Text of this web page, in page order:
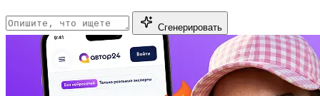
Сгенерировать